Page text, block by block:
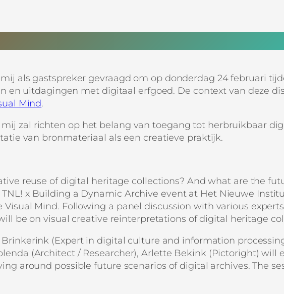
als gastspreker gevraagd om op donderdag 24 februari
en uitdagingen met digitaal erfgoed. De context van deze
Mind.
zal richten op het belang van toegang tot herbruikbaar
van bronmateriaal als een creatieve praktijk.
reuse of digital heritage collections? And what are the
x Building a Dynamic Archive event at Het Nieuwe
Mind. Following a panel discussion with various
be on visual creative reinterpretations of digital heritage
(Expert in digital culture and information
(Architect / Researcher), Arlette Bekink (Pictoright) will
around possible future scenarios of digital archives. The